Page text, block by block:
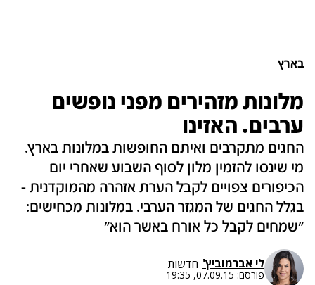
בארץ
מלונות מזהירים מפני נופשים
ערבים. האזינו‎
החגים מתקרבים ואיתם החופשות במלונות בארץ.
מי שינסו להזמין מלון לסוף השבוע שאחרי יום
הכיפורים צפויים לקבל הערת אזהרה מהמוקדנית -
בגלל החגים של המגזר הערבי. במלונות מכחישים:
"שמחים לקבל כל אורח באשר הוא"
לי אברמוביץ' חדשות
פורסם: 07.09.15, 19:35